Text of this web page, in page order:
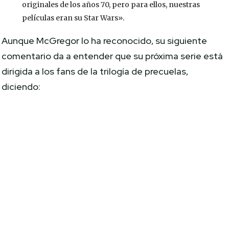
originales de los años 70, pero para ellos, nuestras
películas eran su Star Wars».
Aunque McGregor lo ha reconocido, su siguiente
comentario da a entender que su próxima serie está
dirigida a los fans de la trilogía de precuelas,
diciendo: